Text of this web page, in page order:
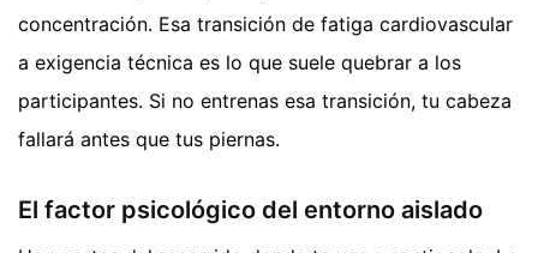
concentración. Esa transición de fatiga cardiovascular
a exigencia técnica es lo que suele quebrar a los
participantes. Si no entrenas esa transición, tu cabeza
fallará antes que tus piernas.
El factor psicológico del entorno aislado